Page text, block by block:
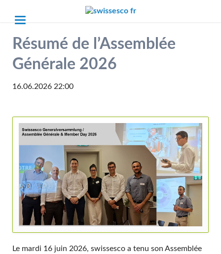
Résumé de l’Assemblée
Générale 2026
16.06.2026 22:00
Le mardi 16 juin 2026, swissesco a tenu son Assemblée